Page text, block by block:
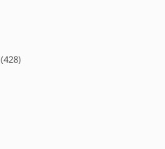
(428)